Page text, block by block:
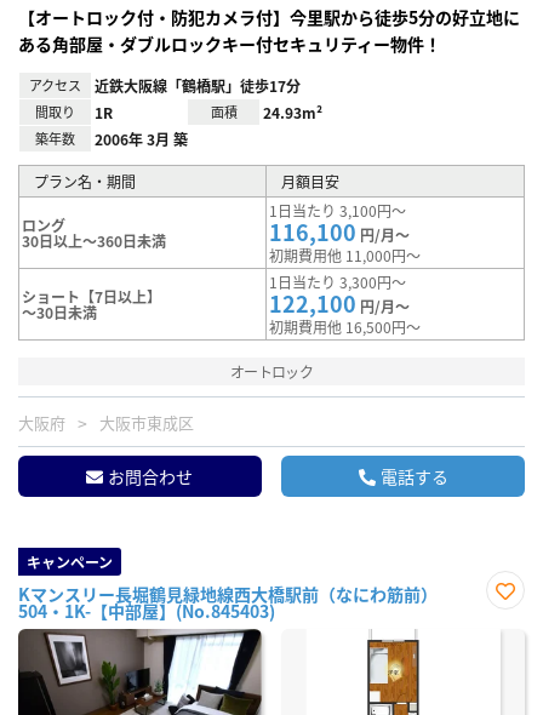
【オートロック付・防犯カメラ付】今里駅から徒歩5分の好立地に
ある角部屋・ダブルロックキー付セキュリティー物件！
アクセス 近鉄大阪線「鶴橋駅」徒歩17分
間取り 1R 面積 24.93m²
築年数 2006年 3月 築
プラン名・期間 月額目安
ロング
30日以上～360日未満
1日当たり 3,100円～
116,100 円/月～
初期費用他 11,000円～
ショート【7日以上】
～30日未満
1日当たり 3,300円～
122,100 円/月～
初期費用他 16,500円～
オートロック
大阪府 大阪市東成区
お問合わせ 電話する
キャンペーン
Kマンスリー長堀鶴見緑地線西大橋駅前（なにわ筋前）
504・1K-【中部屋】(No.845403)
に入